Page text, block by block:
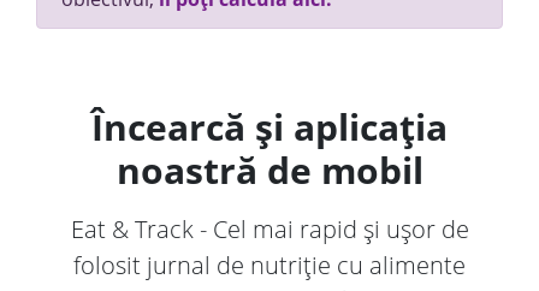
Încearcă și aplicația
noastră de mobil
Eat & Track - Cel mai rapid și ușor de
folosit jurnal de nutriție cu alimente